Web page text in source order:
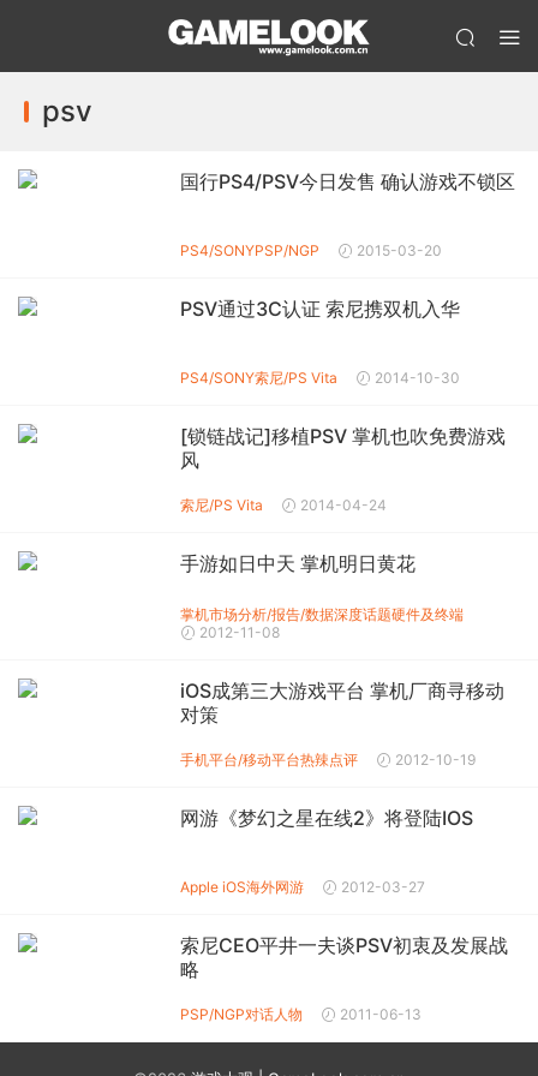
psv
国行PS4/PSV今日发售 确认游戏不锁区
PS4/SONYPSP/NGP 2015-03-20
PSV通过3C认证 索尼携双机入华
PS4/SONY索尼/PS Vita 2014-10-30
[锁链战记]移植PSV 掌机也吹免费游戏
风
索尼/PS Vita 2014-04-24
手游如日中天 掌机明日黄花
掌机市场分析/报告/数据深度话题硬件及终端
2012-11-08
iOS成第三大游戏平台 掌机厂商寻移动
对策
手机平台/移动平台热辣点评 2012-10-19
网游《梦幻之星在线2》将登陆IOS
Apple iOS海外网游 2012-03-27
索尼CEO平井一夫谈PSV初衷及发展战
略
PSP/NGP对话人物 2011-06-13